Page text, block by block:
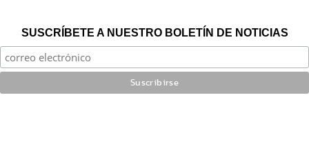
SUSCRÍBETE A NUESTRO BOLETÍN DE NOTICIAS